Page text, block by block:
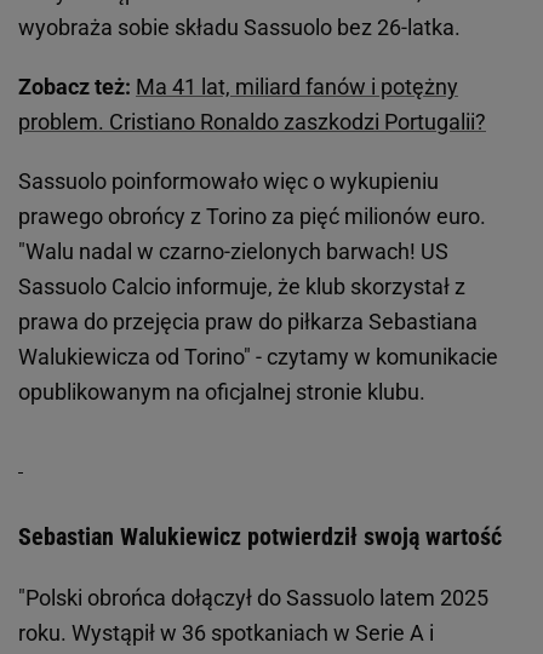
wyobraża sobie składu Sassuolo bez 26-latka.
Zobacz też: Ma 41 lat, miliard fanów i potężny
problem. Cristiano Ronaldo zaszkodzi Portugalii?
Sassuolo poinformowało więc o wykupieniu
prawego obrońcy z Torino za pięć milionów euro.
"Walu nadal w czarno-zielonych barwach! US
Sassuolo Calcio informuje, że klub skorzystał z
prawa do przejęcia praw do piłkarza Sebastiana
Walukiewicza od Torino" - czytamy w komunikacie
opublikowanym na oficjalnej stronie klubu.
Sebastian Walukiewicz potwierdził swoją wartość
"Polski obrońca dołączył do Sassuolo latem 2025
roku. Wystąpił w 36 spotkaniach w Serie A i